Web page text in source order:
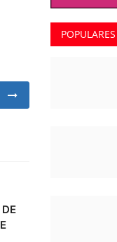
POPULARES